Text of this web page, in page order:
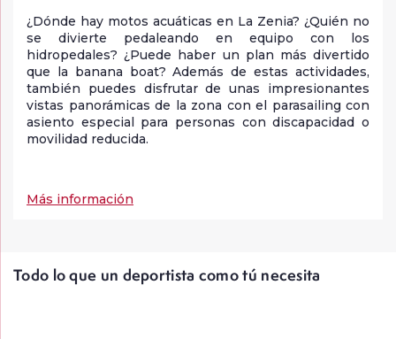
¿Dónde hay motos acuáticas en La Zenia? ¿Quién no
se divierte pedaleando en equipo con los
hidropedales? ¿Puede haber un plan más divertido
que la banana boat? Además de estas actividades,
también puedes disfrutar de unas impresionantes
vistas panorámicas de la zona con el parasailing con
asiento especial para personas con discapacidad o
movilidad reducida.
Más información
Todo lo que un deportista como tú necesita